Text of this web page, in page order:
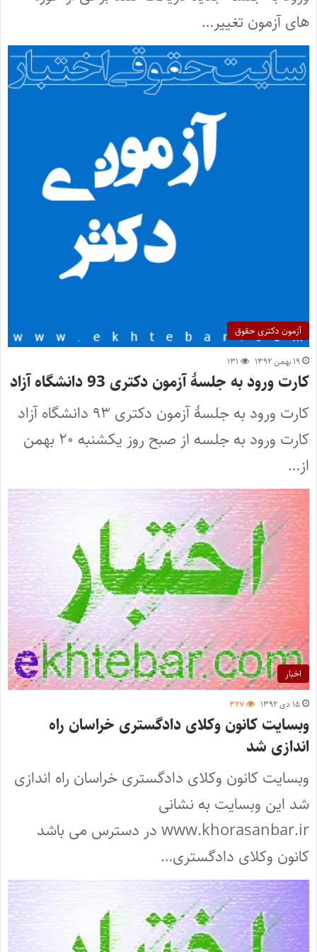
های آزمون تغییر…
آزمون دکتری حقوق
۱۹ بهمن ۱۳۹۲ ۱۳۱
کارت ورود به جلسۀ آزمون دکتری 93 دانشگاه آزاد
کارت ورود به جلسۀ آزمون دکتری ۹۳ دانشگاه آزاد
کارت ورود به جلسه از صبح روز یکشنبه ۲۰ بهمن
از…
اخبار
۱۵ دی ۱۳۹۲ ۳۲۷
وبسایت کانون وکلای دادگستری خراسان راه
اندازی شد
وبسایت کانون وکلای دادگستری خراسان راه اندازی
شد این وبسایت به نشانی
www.khorasanbar.ir در دسترس می باشد
کانون وکلای دادگستری…